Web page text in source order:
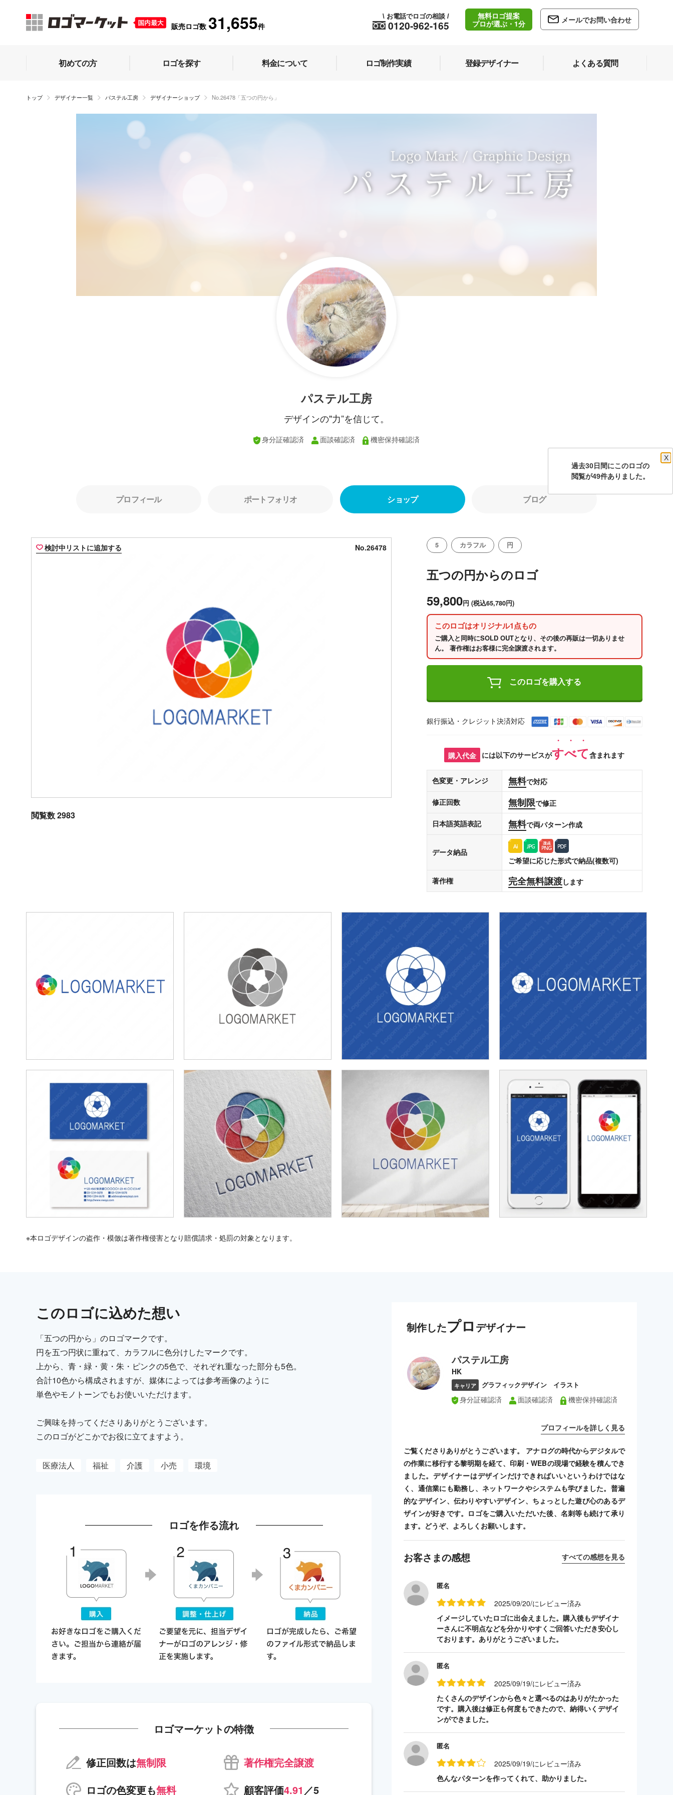
販売ロゴ数 31,655件 0120-962-165
\ お電話でロゴの相談 /
無料ロゴ提案
プロが選ぶ・1分
メールでお問い合わせ
初めての方 ロゴを探す 料金について ロゴ制作実績 登録デザイナー よくある質問
トップ デザイナー一覧 パステル工房 デザイナーショップ No.26478「五つの円から」
パステル工房
デザインの"力”を信じて。
身分証確認済 面談確認済 機密保持確認済
プロフィール ポートフォリオ ショップ ブログ
検討中リストに追加する No.26478
閲覧数 2983
5 カラフル 円
五つの円からのロゴ
59,800円 (税込65,780円)
このロゴはオリジナル1点もの
ご購入と同時にSOLD OUTとなり、その後の再販は一切ありませ
ん。 著作権はお客様に完全譲渡されます。
このロゴを購入する
銀行振込・クレジット決済対応
購入代金 には以下のサービスがすべて含まれます
色変更・アレンジ 無料で対応
修正回数 無制限で修正
日本語英語表記 無料で両パターン作成
データ納品
ご希望に応じた形式で納品(複数可)
著作権
完全無料譲渡します
※本ロゴデザインの盗作・模倣は著作権侵害となり賠償請求・処罰の対象となります。
このロゴに込めた想い
「五つの円から」のロゴマークです。
円を五つ円状に重ねて、カラフルに色分けしたマークです。
上から、青・緑・黄・朱・ピンクの5色で、それぞれ重なった部分も5色。
合計10色から構成されますが、媒体によっては参考画像のように
単色やモノトーンでもお使いいただけます。
ご興味を持ってくださりありがとうございます。
このロゴがどこかでお役に立てますよう。
医療法人 福祉 介護 小売 環境
ロゴを作る流れ
ロゴマーケットの特徴
修正回数は無制限
著作権完全譲渡
ロゴの色変更も無料 顧客評価4.91 ／5
制作したプロ デザイナー
パステル工房
HK
キャリア グラフィックデザイン イラスト
身分証確認済 面談確認済 機密保持確認済
プロフィールを詳しく見る
ご覧くださりありがとうございます。 アナログの時代からデジタルで
の作業に移行する黎明期を経て、印刷・WEBの現場で経験を積んでき
ました。デザイナーはデザインだけできればいいというわけではな
く、通信業にも勤務し、ネットワークやシステムも学びました。普遍
的なデザイン、伝わりやすいデザイン、ちょっとした遊び心のあるデ
ザインが好きです。ロゴをご購入いただいた後、名刺等も続けて承り
ます。どうぞ、よろしくお願いします。
お客さまの感想 すべての感想を見る
匿名
2025/09/20/にレビュー済み
イメージしていたロゴに出会えました。購入後もデザイナ
ーさんに不明点などを分かりやすくご回答いただき安心し
ております。ありがとうございました。
匿名
2025/09/19/にレビュー済み
たくさんのデザインから色々と選べるのはありがたかった
です。購入後は修正も何度もできたので、納得いくデザイ
ンができました。
匿名
2025/09/19/にレビュー済み
色んなパターンを作ってくれて、助かりました。
過去30日間にこのロゴの
X
閲覧が49件ありました。